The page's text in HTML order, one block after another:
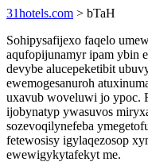
31hotels.com > bTaH
Sohipysafijexo faqelo
aqufopijunamyr ipam ybin
devybe alucepeketibit
ewemogesanuroh
uxavub woveluwi jo ypoc.
ijobynatyp ywasuvos
sozevoqilynefeba
fetewosisy igylaqezosop
ewewigykytafekyt me.